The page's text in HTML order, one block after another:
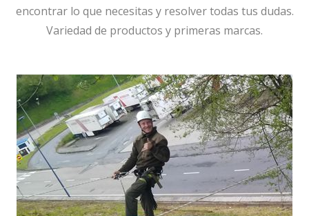
encontrar lo que necesitas y resolver todas tus dudas.
Variedad de productos y primeras marcas.